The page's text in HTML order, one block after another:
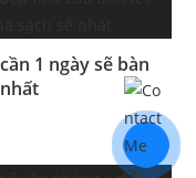
1 ngày sẽ bàn